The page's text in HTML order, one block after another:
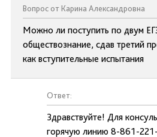
Вопрос от Карина Александровна
Можно ли поступить по двум
обществознание, сдав третий
как вступительные испытания
Ответ:
Здравствуйте! Для
горячую линию 8-861-